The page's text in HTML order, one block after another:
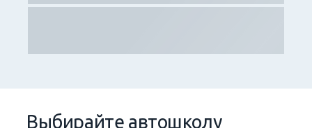
Выбирайтe aвтошколу